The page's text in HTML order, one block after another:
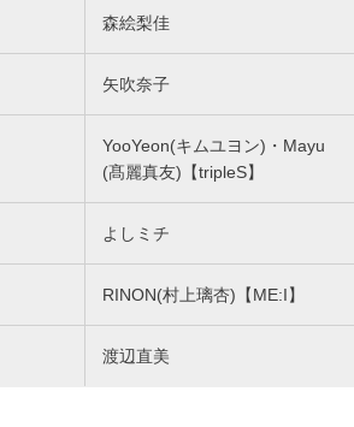
森絵梨佳
矢吹奈子
YooYeon(キムユヨン)・Mayu
(髙麗真友)【tripleS】
よしミチ
RINON(村上璃杏)【ME:I】
渡辺直美